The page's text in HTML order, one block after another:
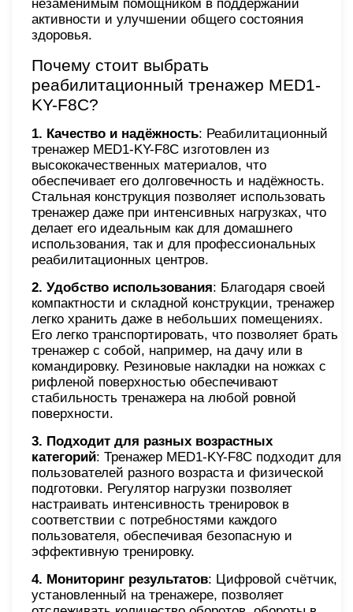
незаменимым помощником в поддержании
активности и улучшении общего состояния
здоровья.
Почему стоит выбрать
реабилитационный тренажер MED1-
KY-F8С?
1. Качество и надёжность: Реабилитационный
тренажер MED1-KY-F8С изготовлен из
высококачественных материалов, что
обеспечивает его долговечность и надёжность.
Стальная конструкция позволяет использовать
тренажер даже при интенсивных нагрузках, что
делает его идеальным как для домашнего
использования, так и для профессиональных
реабилитационных центров.
2. Удобство использования: Благодаря своей
компактности и складной конструкции, тренажер
легко хранить даже в небольших помещениях.
Его легко транспортировать, что позволяет брать
тренажер с собой, например, на дачу или в
командировку. Резиновые накладки на ножках с
рифленой поверхностью обеспечивают
стабильность тренажера на любой ровной
поверхности.
3. Подходит для разных возрастных
категорий: Тренажер MED1-KY-F8С подходит для
пользователей разного возраста и физической
подготовки. Регулятор нагрузки позволяет
настраивать интенсивность тренировок в
соответствии с потребностями каждого
пользователя, обеспечивая безопасную и
эффективную тренировку.
4. Мониторинг результатов: Цифровой счётчик,
установленный на тренажере, позволяет